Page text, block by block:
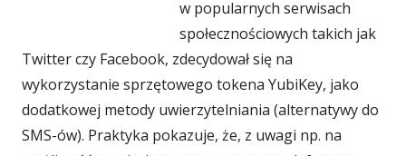
w popularnych serwisach
społecznościowych takich jak
Twitter czy Facebook, zdecydował się na
wykorzystanie sprzętowego tokena YubiKey, jako
dodatkowej metody uwierzytelniania (alternatywy do
SMS-ów). Praktyka pokazuje, że, z uwagi np. na